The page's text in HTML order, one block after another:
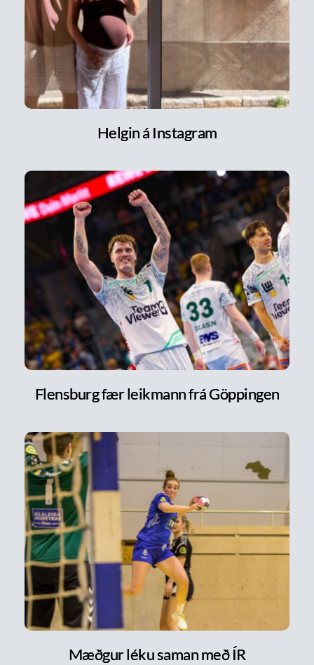
Helgin á Instagram
Flensburg fær leikmann frá Göppingen
Mæðgur léku saman með ÍR